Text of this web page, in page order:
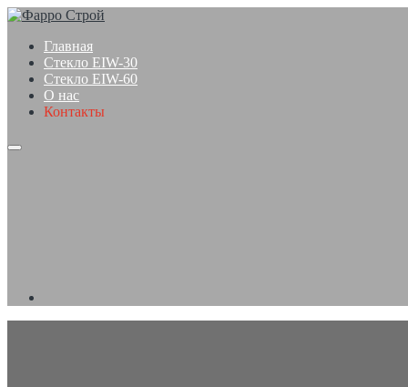
Главная
Стекло EIW-30
Стекло EIW-60
О нас
Контакты